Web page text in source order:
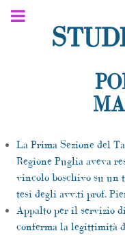
La Prima Sezione del
Regione Puglia aveva
vincolo boschivo su un
tesi degli avv.ti prof.
Appalto per il servizio
conferma la legittimità